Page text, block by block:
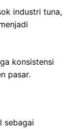
industri tuna,
konsistensi
pasar.
sebagai